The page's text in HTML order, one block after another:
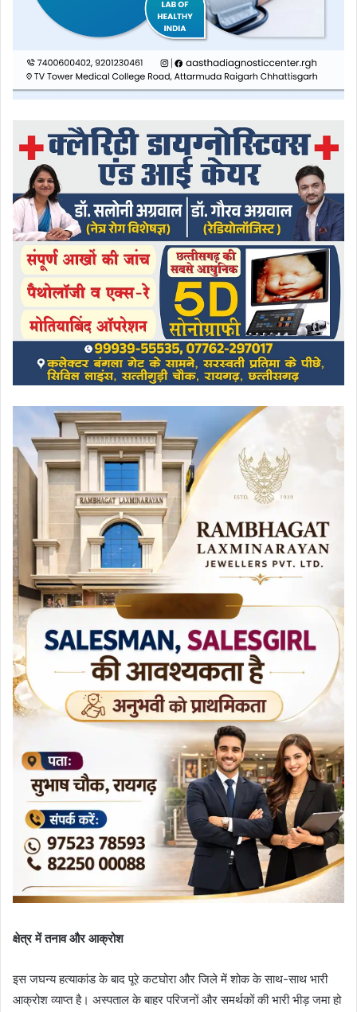
क्षेत्र में तनाव और आक्रोश
इस जघन्य हत्याकांड के बाद पूरे कटघोरा और जिले में शोक के साथ-साथ भारी
आक्रोश व्याप्त है। अस्पताल के बाहर परिजनों और समर्थकों की भारी भीड़ जमा हो